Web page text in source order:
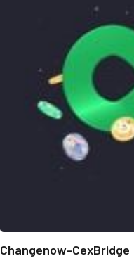
Changenow-CexBridge